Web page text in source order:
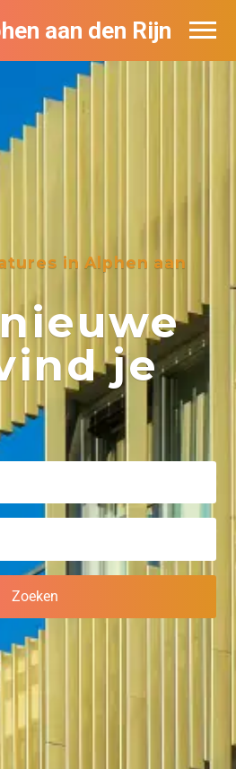
aan den Rijn
in Alphen aan
je
Alphen aan den
in Alphen aan